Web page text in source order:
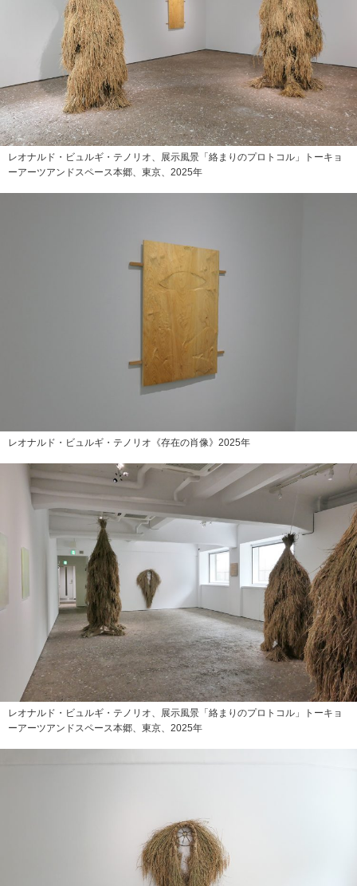
レオナルド・ビュルギ・テノリオ、展示風景「絡まりのプロトコル」トーキョ
ーアーツアンドスペース本郷、東京、2025年
レオナルド・ビュルギ・テノリオ《存在の肖像》2025年
レオナルド・ビュルギ・テノリオ、展示風景「絡まりのプロトコル」トーキョ
ーアーツアンドスペース本郷、東京、2025年